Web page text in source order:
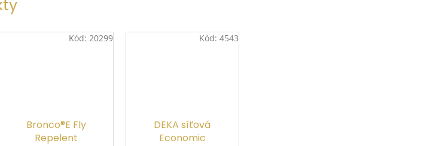
Bronco®E Fly
Repelent
Kód: 20299
DEKA síťová
Economic
Kód:4543